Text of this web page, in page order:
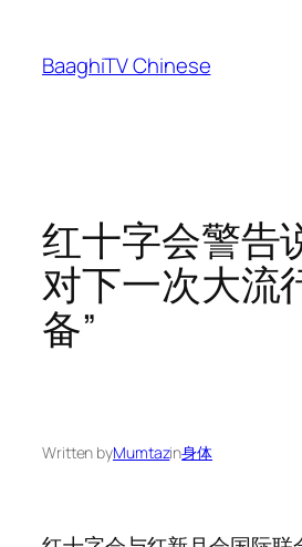
content
BaaghiTV Chinese
红十字会警告
对下一次大流
备”
Written byMumtazin身体